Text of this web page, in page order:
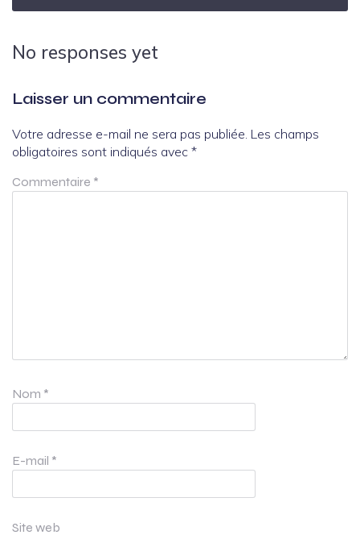
No responses yet
Laisser un commentaire
Votre adresse e-mail ne sera pas publiée. Les champs
obligatoires sont indiqués avec *
Commentaire *
Nom *
E-mail *
Site web